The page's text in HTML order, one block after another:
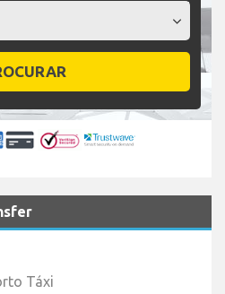
Táxi